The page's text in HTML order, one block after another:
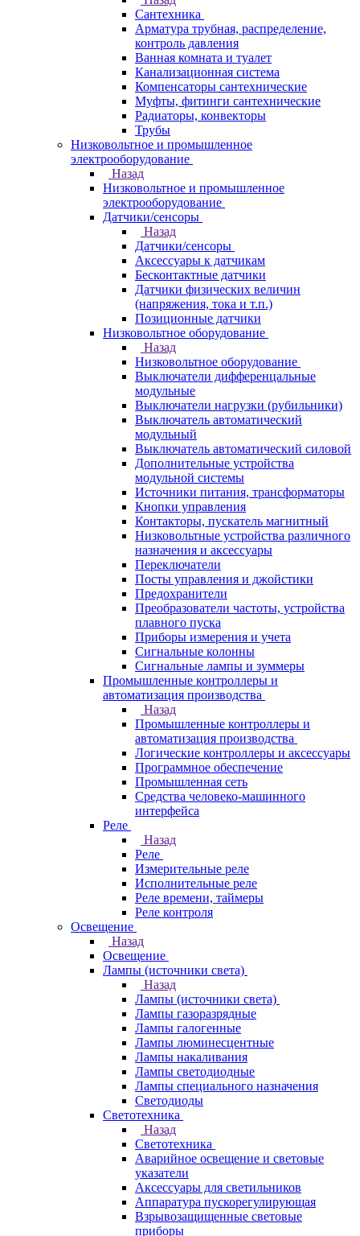
Сантехника
Арматура трубная, распределение,
контроль давления
Ванная комната и туалет
Канализационная система
Компенсаторы сантехнические
Муфты, фитинги сантехнические
Радиаторы, конвекторы
Трубы
Низковольтное и промышленное
электрооборудование
Назад
Низковольтное и промышленное
электрооборудование
Датчики/сенсоры
Назад
Датчики/сенсоры
Аксессуары к датчикам
Бесконтактные датчики
Датчики физических величин
(напряжения, тока и т.п.)
Позиционные датчики
Низковольтное оборудование
Назад
Низковольтное оборудование
Выключатели дифференцальные
модульные
Выключатели нагрузки (рубильники)
Выключатель автоматический
модульный
Выключатель автоматический силовой
Дополнительные устройства
модульной системы
Источники питания, трансформаторы
Кнопки управления
Контакторы, пускатель магнитный
Низковольтные устройства различного
назначения и аксессуары
Переключатели
Посты управления и джойстики
Предохранители
Преобразователи частоты, устройства
плавного пуска
Приборы измерения и учета
Сигнальные колонны
Сигнальные лампы и зуммеры
Промышленные контроллеры и
автоматизация производства
Назад
Промышленные контроллеры и
автоматизация производства
Логические контроллеры и аксессуары
Программное обеспечение
Промышленная сеть
Средства человеко-машинного
интерфейса
Реле
Назад
Реле
Измерительные реле
Исполнительные реле
Реле времени, таймеры
Реле контроля
Освещение
Назад
Освещение
Лампы (источники света)
Назад
Лампы (источники света)
Лампы газоразрядные
Лампы галогенные
Лампы люминесцентные
Лампы накаливания
Лампы светодиодные
Лампы специального назначения
Светодиоды
Светотехника
Назад
Светотехника
Аварийное освещение и световые
указатели
Аксессуары для светильников
Аппаратура пускорегулирующая
Взрывозащищенные световые
приборы